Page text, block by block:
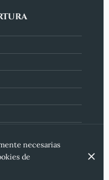
boletínnecesarias
de